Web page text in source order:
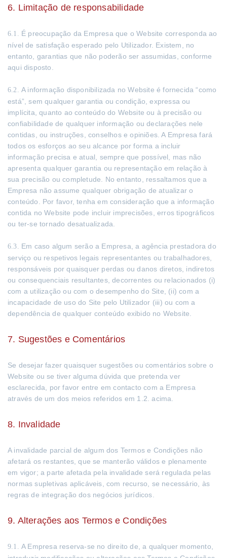
6. Limitação de responsabilidade
6.1. É preocupação da Empresa que o Website corresponda ao
nível de satisfação esperado pelo Utilizador. Existem, no
entanto, garantias que não poderão ser assumidas, conforme
aqui disposto.
6.2. A informação disponibilizada no Website é fornecida “como
está”, sem qualquer garantia ou condição, expressa ou
implícita, quanto ao conteúdo do Website ou à precisão ou
confiabilidade de qualquer informação ou declarações nele
contidas, ou instruções, conselhos e opiniões. A Empresa fará
todos os esforços ao seu alcance por forma a incluir
informação precisa e atual, sempre que possível, mas não
apresenta qualquer garantia ou representação em relação à
sua precisão ou completude. No entanto, ressaltamos que a
Empresa não assume qualquer obrigação de atualizar o
conteúdo. Por favor, tenha em consideração que a informação
contida no Website pode incluir imprecisões, erros tipográficos
ou ter-se tornado desatualizada.
6.3. Em caso algum serão a Empresa, a agência prestadora do
serviço ou respetivos legais representantes ou trabalhadores,
responsáveis por quaisquer perdas ou danos diretos, indiretos
ou consequenciais resultantes, decorrentes ou relacionados (i)
com a utilização ou com o desempenho do Site, (ii) com a
incapacidade de uso do Site pelo Utilizador (iii) ou com a
dependência de qualquer conteúdo exibido no Website.
7. Sugestões e Comentários
Se desejar fazer quaisquer sugestões ou comentários sobre o
Website ou se tiver alguma dúvida que pretenda ver
esclarecida, por favor entre em contacto com a Empresa
através de um dos meios referidos em 1.2. acima.
8. Invalidade
A invalidade parcial de algum dos Termos e Condições não
afetará os restantes, que se manterão válidos e plenamente
em vigor; a parte afetada pela invalidade será regulada pelas
normas supletivas aplicáveis, com recurso, se necessário, às
regras de integração dos negócios jurídicos.
9. Alterações aos Termos e Condições
9.1. A Empresa reserva-se no direito de, a qualquer momento,